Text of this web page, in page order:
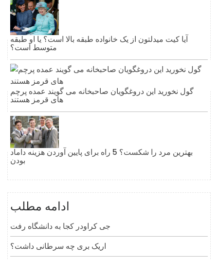
آیا کیت میدلتون از یک خانواده طبقه بالا است؟ یا او طبقه
متوسط ​​است؟
گول نخورید این دروغگویان صاحبخانه می گویند عمده پرچم
های قرمز هستند
بهترین مرد را شکست؟ 5 راه برای پایین آوردن هزینه داماد
بودن
ادامه مطلب
جی کراودر کجا به دانشگاه رفت
اریک بری چه سرطانی داشت؟